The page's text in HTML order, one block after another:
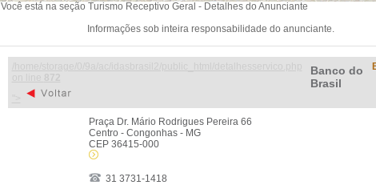
Você está na seção Turismo Receptivo Geral - Detalhes do Anunciante
Informações sob inteira responsabilidade do anunciante.
Banco do
Brasil
Praça Dr. Mário Rodrigues Pereira 66
Centro - Congonhas - MG
CEP 36415-000
31 3731-1418